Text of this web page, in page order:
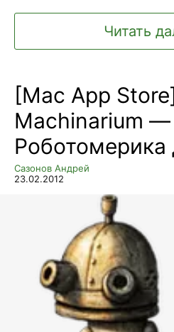
Читать
[Mac App
Machinarium —
Роботомерика
Сазонов Андрей
23.02.2012